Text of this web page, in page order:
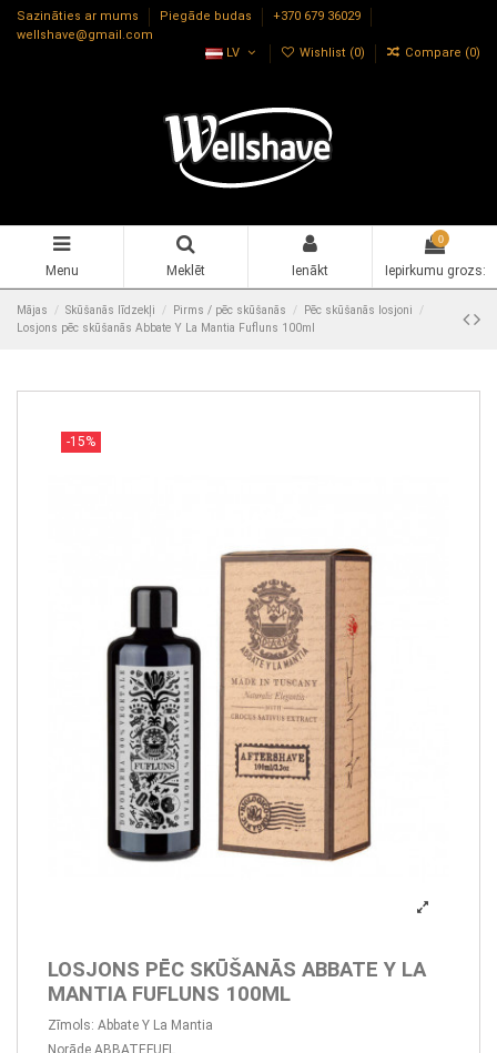
Sazināties ar mums Piegāde budas
+370 679 36029
wellshave@gmail.com
LV
Wishlist (0) Compare (0)
Menu Meklēt Ienākt
0
Iepirkumu grozs:
Mājas Skūšanās līdzekļi Pirms / pēc skūšanās
Pēc skūšanās losjoni
Losjons pēc skūšanās Abbate Y La Mantia Fufluns 100ml
-15%
LOSJONS PĒC SKŪŠANĀS ABBATE Y LA
MANTIA FUFLUNS 100ML
Zīmols: Abbate Y La Mantia